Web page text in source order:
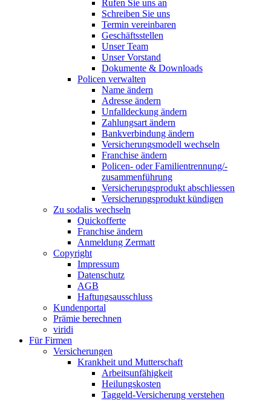
Rufen Sie uns an
Schreiben Sie uns
Termin vereinbaren
Geschäftsstellen
Unser Team
Unser Vorstand
Dokumente & Downloads
Policen verwalten
Name ändern
Adresse ändern
Unfalldeckung ändern
Zahlungsart ändern
Bankverbindung ändern
Versicherungsmodell wechseln
Franchise ändern
Policen- oder Familientrennung/-
zusammenführung
Versicherungsprodukt abschliessen
Versicherungsprodukt kündigen
Zu sodalis wechseln
Quickofferte
Franchise ändern
Anmeldung Zermatt
Copyright
Impressum
Datenschutz
AGB
Haftungsausschluss
Kundenportal
Prämie berechnen
viridi
Für Firmen
Versicherungen
Krankheit und Mutterschaft
Arbeitsunfähigkeit
Heilungskosten
Taggeld-Versicherung verstehen